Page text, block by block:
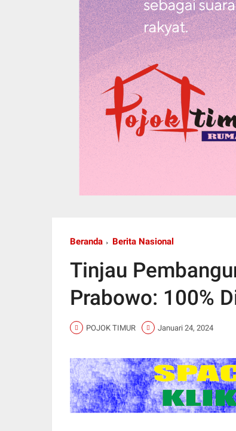
Beranda Berita Nasional
Tinjau
Prabowo: 100%
POJOK TIMUR Januari 24, 2024